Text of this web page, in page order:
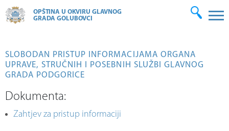
OPŠTINA U OKVIRU GLAVNOG
GRADA GOLUBOVCI
SLOBODAN PRISTUP INFORMACIJAMA ORGANA
UPRAVE, STRUČNIH I POSEBNIH SLUŽBI GLAVNOG
GRADA PODGORICE
Dokumenta:
Zahtjev za pristup informaciji